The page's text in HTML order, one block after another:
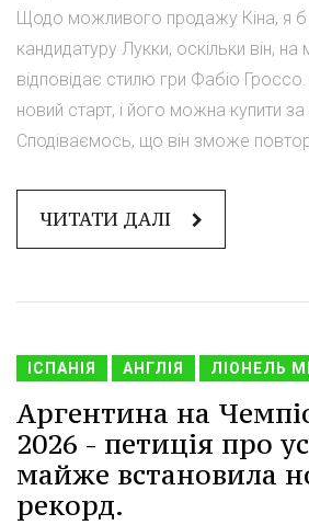
Щодо можливого продажу Кіна, я б
кандидатуру Лукки, оскільки він,
відповідає стилю гри Фабіо
новий старт, і його можна купити за
Сподіваємось, що він зможе
ЧИТАТИ ДАЛІ
ІСПАНІЯ АНГЛІЯ ЛІОНЕЛЬ
Аргентина на
2026 - петиція про
майже встановила
рекорд.